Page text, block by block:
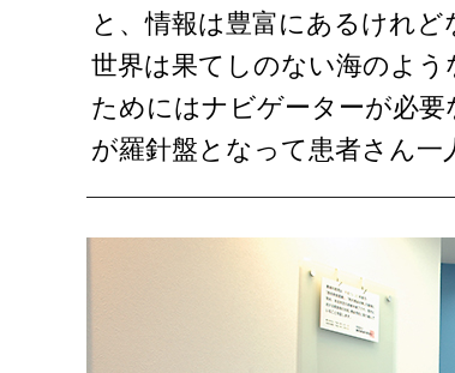
と、情報は豊富にあるけれ
世界は果てしのない海のよ
ためにはナビゲーターが必
が羅針盤となって患者さん一